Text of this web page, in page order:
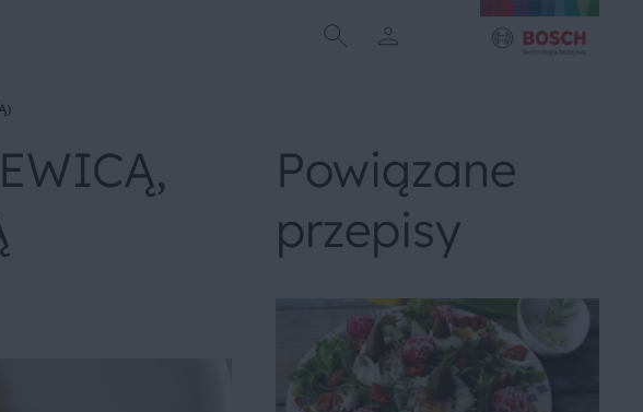
Powiązane
przepisy